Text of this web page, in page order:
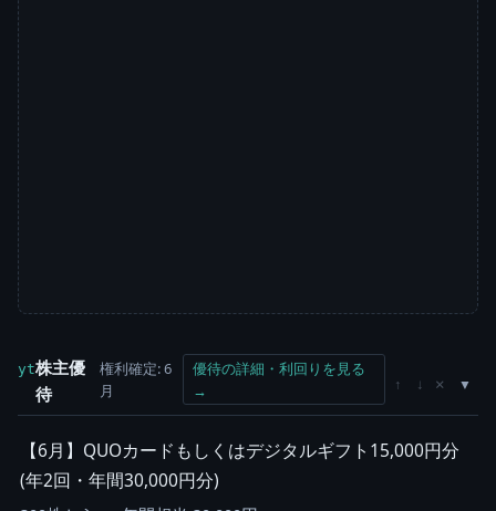
yt株主優
待
権利確定: 6
月
優待の詳細・利回りを見る
→
↑ ↓ ×
【6月】QUOカードもしくはデジタルギフト15,000円分
(年2回・年間30,000円分)